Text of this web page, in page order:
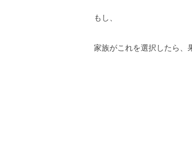
もし、
家族がこれを選択したら、